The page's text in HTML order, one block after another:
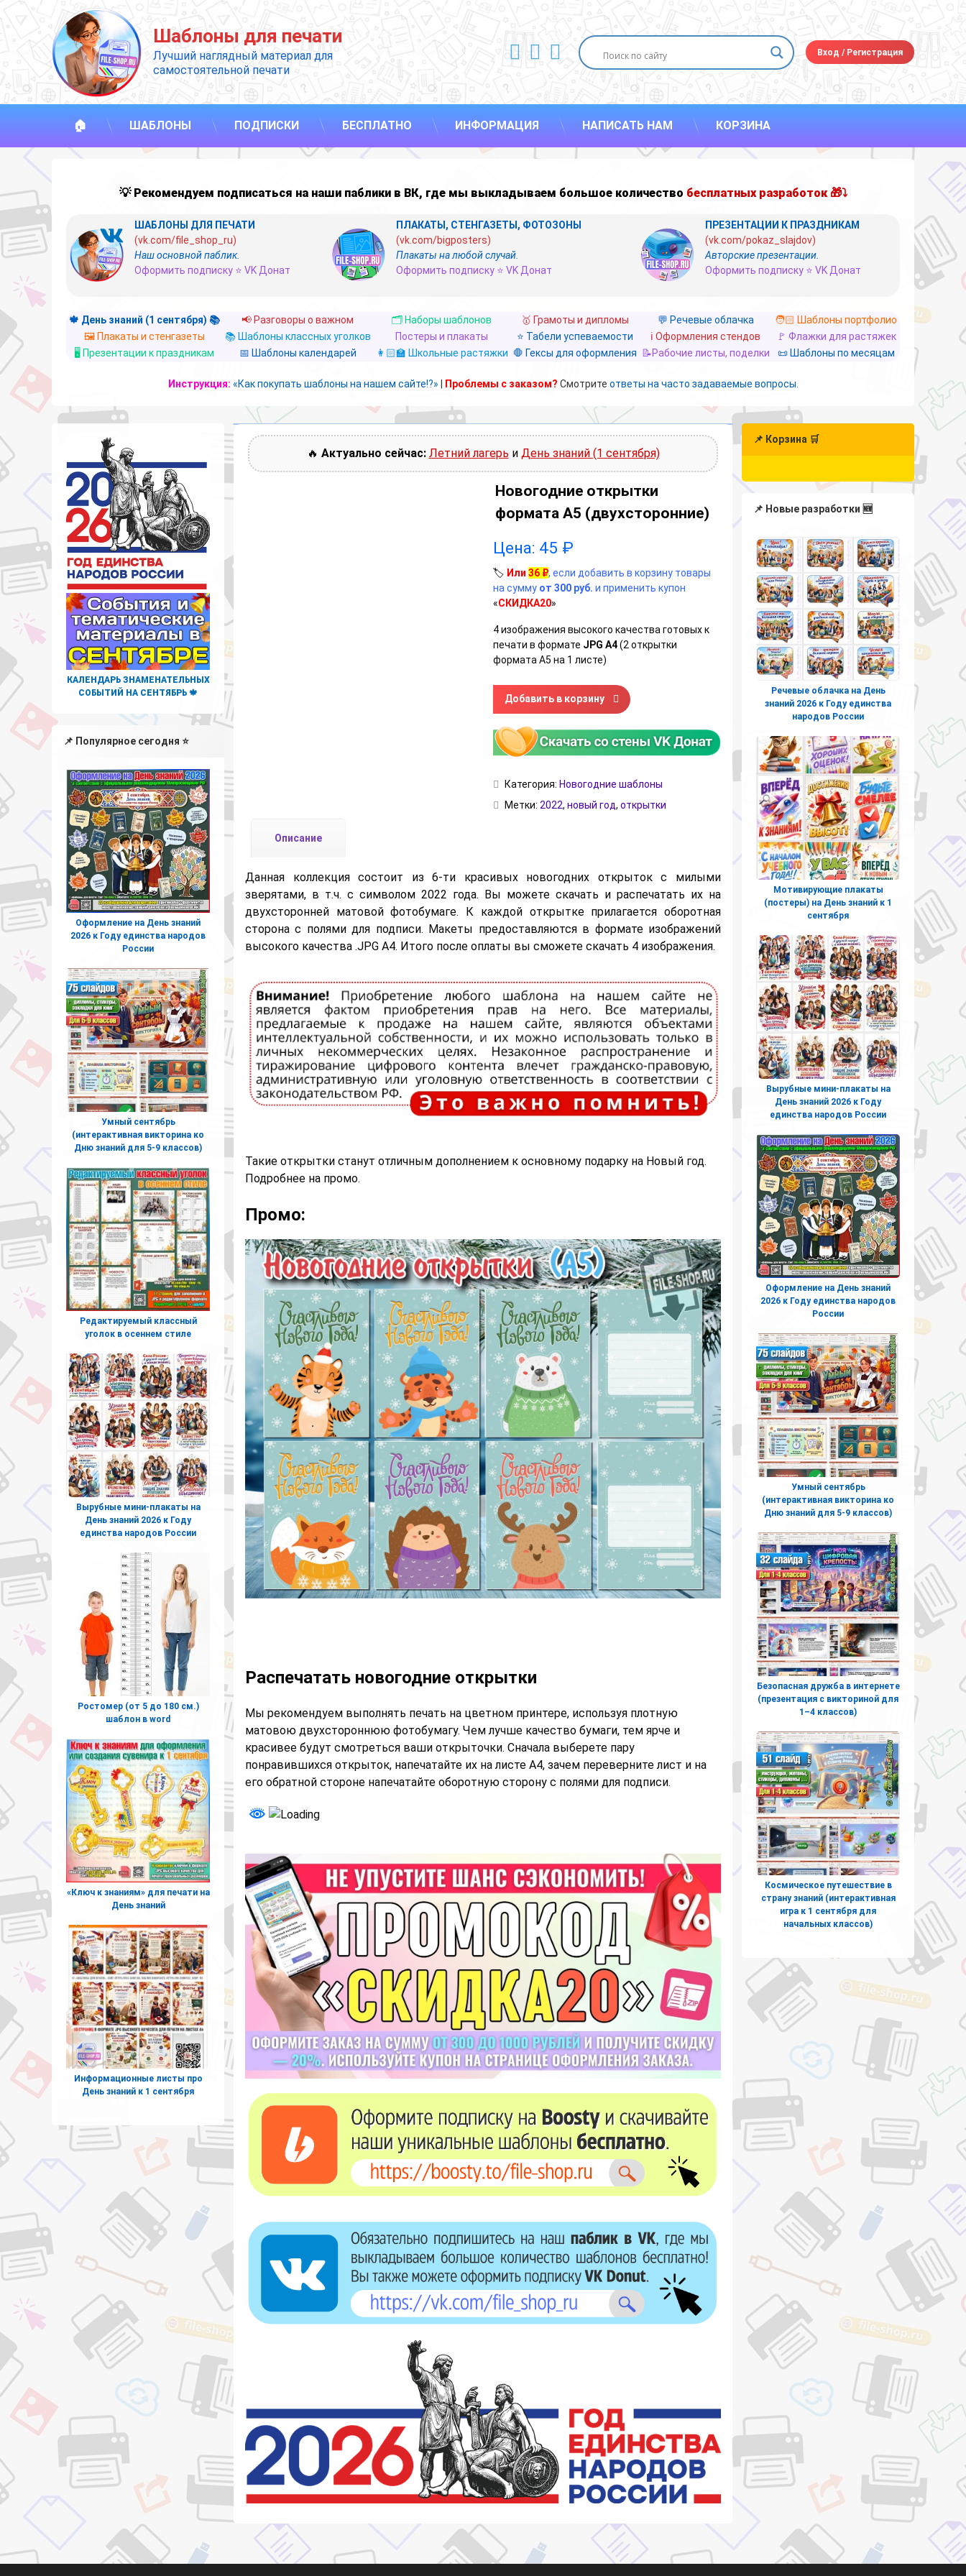
Перейти
к
содержимому
Шаблоны для печати
Лучший наглядный материал для
самостоятельной печати
ВКонтакте
YouTube
E-mail Вход /Регистрация
🏠 ШАБЛОНЫ ПОДПИСКИ БЕСПЛАТНО ИНФОРМАЦИЯ НАПИСАТЬ НАМ КОРЗИНА
💡 Рекомендуем подписаться на наши паблики в ВК, где мы выкладываем большое количество бесплатных разработок 🎁⤵
ШАБЛОНЫ ДЛЯ ПЕЧАТИ
(vk.com/file_shop_ru)
Наш основной паблик.
Оформить подписку ⭐ VK Донат
ПЛАКАТЫ, СТЕНГАЗЕТЫ, ФОТОЗОНЫ
(vk.com/bigposters)
Плакаты на любой случай.
Оформить подписку ⭐ VK Донат
ПРЕЗЕНТАЦИИ К ПРАЗДНИКАМ
(vk.com/pokaz_slajdov)
Авторские презентации.
Оформить подписку ⭐ VK Донат
🍁 День знаний (1 сентября) 📚 📢 Разговоры о важном 🗂️ Наборы шаблонов 🥇 Грамоты и дипломы 💬 Речевые облачка
🧑🏻 Шаблоны портфолио
🖼️ Плакаты и стенгазеты
📚 Шаблоны классных уголков Постеры и плакаты ⭐ Табели успеваемости ℹ️ Оформления стендов
🚩 Флажки для растяжек
🖥️ Презентации к праздникам
📅 Шаблоны календарей 👩🏻‍🏫 Школьные растяжки 🛑 Гексы для оформления 📝Рабочие листы, поделки 📜 Шаблоны по месяцам
Инструкция: «Как покупать шаблоны на нашем сайте!?» Проблемы с заказом? Смотрите ответы на часто задаваемые вопросы.
🔥 Актуально сейчас: Летний лагерь и День знаний (1 сентября)
Новогодние открытки
формата А5 (двухсторонние)
Цена: 45 ₽
🏷️ Или 36 ₽, если добавить в корзину товары
на сумму от 300 руб. и применить купон
«СКИДКА20»
4 изображения высокого качества готовых к
печати в формате JPG A4(2 открытки
формата А5 на 1 листе)
Количество товара Новогодние открытки формата А5 (двухсторонние)
Добавить в корзину
Категория: Новогодние шаблоны
Метки: 2022, новый год, открытки
Описание
Данная коллекция состоит из 6-ти красивых новогодних открыток с милыми
зверятами, в т.ч. с символом 2022 года. Вы можете скачать и распечатать их на
двухсторонней матовой фотобумаге. К каждой открытке прилагается оборотная
сторона с полями для подписи. Макеты предоставляются в формате изображений
высокого качества .JPG A4. Итого после оплаты вы сможете скачать 4 изображения.
Такие открытки станут отличным дополнением к основному подарку на Новый год.
Подробнее на промо.
Промо:
Распечатать новогодние открытки
Мы рекомендуем выполнять печать на цветном принтере, используя плотную
матовою двухстороннюю фотобумагу. Чем лучше качество бумаги, тем ярче и
красивее будут смотреться ваши открыточки. Сначала выберете пару
понравившихся открыток, напечатайте их на листе А4, зачем переверните лист и на
его обратной стороне напечатайте оборотную сторону с полями для подписи.
КАЛЕНДАРЬ ЗНАМЕНАТЕЛЬНЫХ
СОБЫТИЙ НА СЕНТЯБРЬ 🍁
📌 Популярное сегодня ⭐
Оформление на День знаний
2026 к Году единства народов
России
Умный сентябрь
(интерактивная викторина ко
Дню знаний для 5-9 классов)
Редактируемый классный
уголок в осеннем стиле
Вырубные мини-плакаты на
День знаний 2026 к Году
единства народов России
Ростомер (от 5 до 180 см.)
шаблон в word
«Ключ к знаниям» для печати на
День знаний
Информационные листы про
День знаний к 1 сентября
📌 Корзина 🛒
📌 Новые разработки 🆕
Речевые облачка на День
знаний 2026 к Году единства
народов России
Мотивирующие плакаты
(постеры) на День знаний к 1
сентября
Вырубные мини-плакаты на
День знаний 2026 к Году
единства народов России
Оформление на День знаний
2026 к Году единства народов
России
Умный сентябрь
(интерактивная викторина ко
Дню знаний для 5-9 классов)
Безопасная дружба в интернете
(презентация с викториной для
1–4 классов)
Космическое путешествие в
страну знаний (интерактивная
игра к 1 сентября для
начальных классов)